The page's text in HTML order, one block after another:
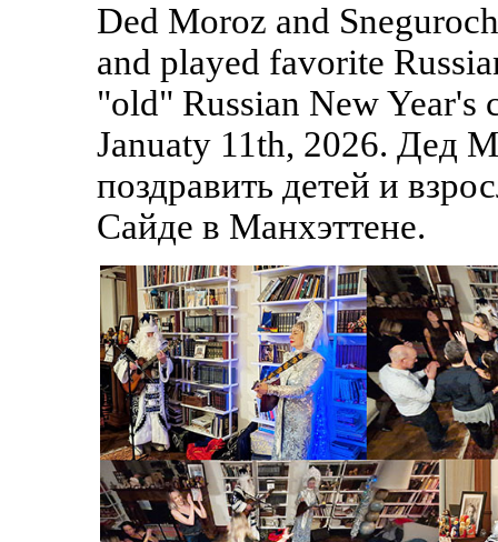
Ded Moroz and
and played favorite
"old" Russian New Year's
Januaty 11th, 2026. Дед
поздравить детей и
Сайде в Манхэттене.